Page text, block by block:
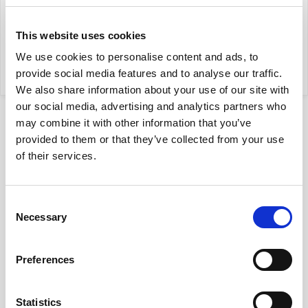
This website uses cookies
We use cookies to personalise content and ads, to
provide social media features and to analyse our traffic.
We also share information about your use of our site with
our social media, advertising and analytics partners who
may combine it with other information that you’ve
provided to them or that they’ve collected from your use
of their services.
Selection
Necessary
Preferences
Statistics
moje oferty
Opis oferty zawarty na stronie internetowej